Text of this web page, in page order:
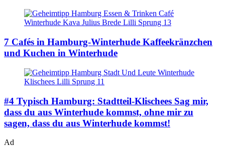
7 Cafés in Hamburg-Winterhude Kaffeekränzchen
und Kuchen in Winterhude
#4 Typisch Hamburg: Stadtteil-Klischees Sag mir,
dass du aus Winterhude kommst, ohne mir zu
sagen, dass du aus Winterhude kommst!
Ad